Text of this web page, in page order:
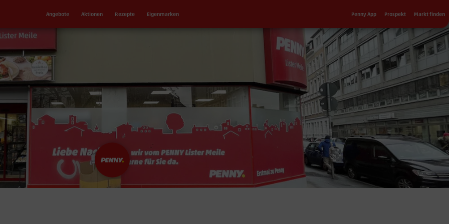
Angebote Aktionen Rezepte Eigenmarken Sekundärnavigation
Penny App Prospekt Markt finden